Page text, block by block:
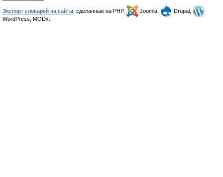
Экспорт словарей на сайты , сделанные на PHP, Joomla,
Drupal,
WordPress, MODx.